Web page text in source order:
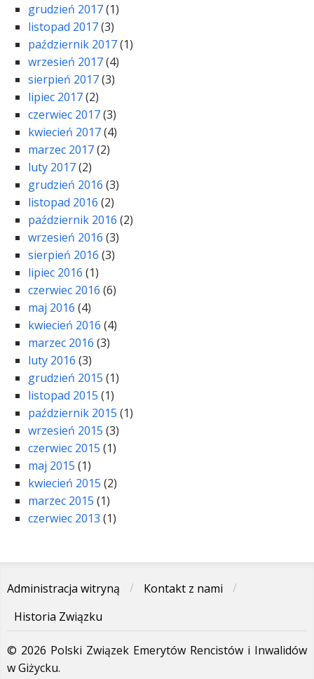
grudzień 2017(1)
listopad 2017(3)
październik 2017(1)
wrzesień 2017(4)
sierpień 2017(3)
lipiec 2017(2)
czerwiec 2017(3)
kwiecień 2017(4)
marzec 2017(2)
luty 2017(2)
grudzień 2016 (3)
listopad 2016 (2)
październik 2016 (2)
wrzesień 2016 (3)
sierpień 2016 (3)
lipiec 2016 (1)
czerwiec 2016 (6)
maj 2016 (4)
kwiecień 2016 (4)
marzec 2016 (3)
luty 2016 (3)
grudzień 2015 (1)
listopad 2015 (1)
październik 2015 (1)
wrzesień 2015 (3)
czerwiec 2015 (1)
maj 2015 (1)
kwiecień 2015 (2)
marzec 2015 (1)
czerwiec 2013 (1)
Administracja witryną
Kontakt z nami
Historia Związku
© 2026 Polski Związek Emerytów Rencistów i Inwalidów
w Giżycku.